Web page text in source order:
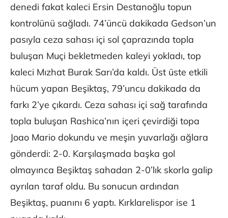
denedi fakat kaleci Ersin Destanoğlu topun
kontrolünü sağladı. 74’üncü dakikada Gedson’un
pasıyla ceza sahası içi sol çaprazında topla
buluşan Muçi bekletmeden kaleyi yokladı, top
kaleci Mızhat Burak Sarı’da kaldı. Üst üste etkili
hücum yapan Beşiktaş, 79’uncu dakikada da
farkı 2’ye çıkardı. Ceza sahası içi sağ tarafında
topla buluşan Rashica’nın içeri çevirdiği topa
Joao Mario dokundu ve meşin yuvarlağı ağlara
gönderdi: 2-0. Karşılaşmada başka gol
olmayınca Beşiktaş sahadan 2-0’lık skorla galip
ayrılan taraf oldu. Bu sonucun ardından
Beşiktaş, puanını 6 yaptı. Kırklarelispor ise 1